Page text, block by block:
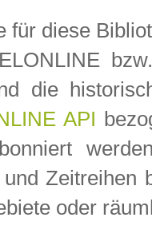
für diese
die
API
und Zeitreihen
oder